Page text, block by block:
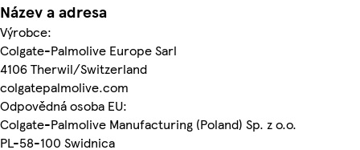
Název a adresa
Výrobce:
Colgate-Palmolive Europe Sarl
4106 Therwil/Switzerland
colgatepalmolive.com
Odpovědná osoba EU:
Colgate-Palmolive Manufacturing (Poland) Sp. z o.o.
PL-58-100 Swidnica